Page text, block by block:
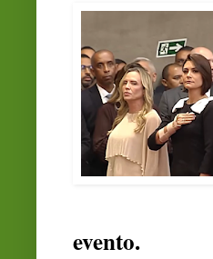
evento.